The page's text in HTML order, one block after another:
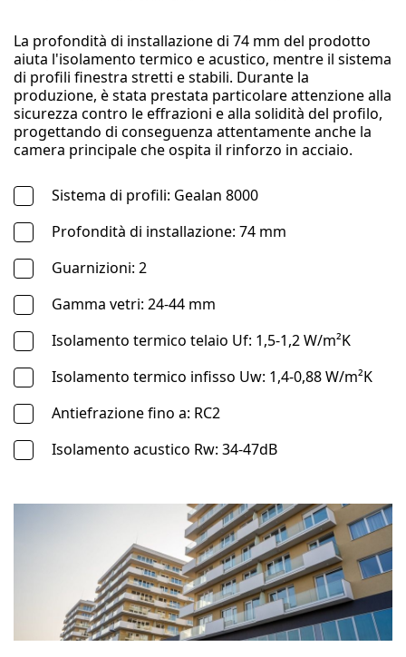
La profondità di installazione di 74 mm del prodotto
aiuta l'isolamento termico e acustico, mentre il sistema
di profili finestra stretti e stabili. Durante la
produzione, è stata prestata particolare attenzione alla
sicurezza contro le effrazioni e alla solidità del profilo,
progettando di conseguenza attentamente anche la
camera principale che ospita il rinforzo in acciaio.
Sistema di profili: Gealan 8000
Profondità di installazione: 74 mm
Guarnizioni: 2
Gamma vetri: 24-44 mm
Isolamento termico telaio Uf: 1,5-1,2 W/m²K
Isolamento termico infisso Uw: 1,4-0,88 W/m²K
Antiefrazione fino a: RC2
Isolamento acustico Rw: 34-47dB